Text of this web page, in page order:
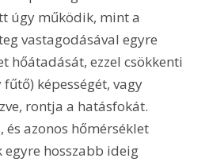
úgy működik, mint a
vastagodásával egyre
hőátadását, ezzel csökkenti
képességét, vagy
rontja a hatásfokát.
és azonos hőmérséklet
egyre hosszabb ideig